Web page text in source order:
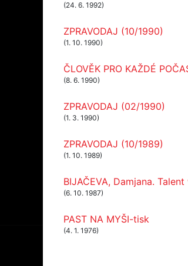
(24. 6. 1992)
ZPRAVODAJ (10/1990)
(1. 10. 1990)
ČLOVĚK PRO KAŽDÉ
(8. 6. 1990)
ZPRAVODAJ (02/1990)
(1. 3. 1990)
ZPRAVODAJ (10/1989)
(1. 10. 1989)
BIJAČEVA, Damjana.
(6. 10. 1987)
PAST NA MYŠI-tisk
(4. 1. 1976)